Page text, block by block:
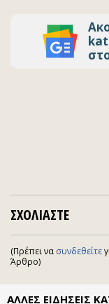
ΣΧΟΛΙΑΣΤΕ
(Πρέπει να συνδεθείτε
Άρθρο)
ΑΛΛΕΣ ΕΙΔΗΣΕΙΣ